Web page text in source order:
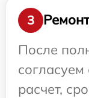
3
После
расчет,